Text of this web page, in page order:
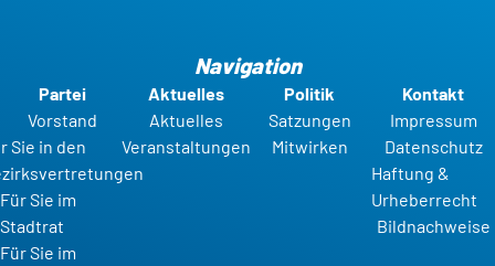
Navigation
Partei
Vorstand
Sie in den
Für Sie im
Stadtrat
Für Sie im
Aktuelles
Aktuelles
Veranstaltungen
Politik
Satzungen
Mitwirken
Kontakt
Impressum
Datenschutz
Haftung &
Urheberrecht
Bildnachweise